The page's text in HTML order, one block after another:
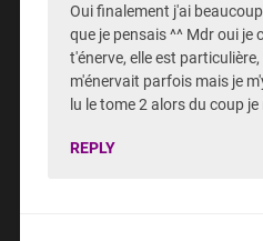
Oui finalement j'ai
que je pensais ^^ Mdr oui je
t'énerve, elle est
m'énervait parfois mais je
lu le tome 2 alors du coup
REPLY